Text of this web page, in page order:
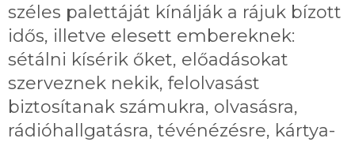
széles palettáját kínálják a rájuk bízott
idős, illetve elesett embereknek:
sétálni kísérik őket, előadásokat
szerveznek nekik, felolvasást
biztosítanak számukra, olvasásra,
rádióhallgatásra, tévénézésre, kártya-